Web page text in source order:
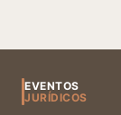
EVENTOS
JURÍDICOS